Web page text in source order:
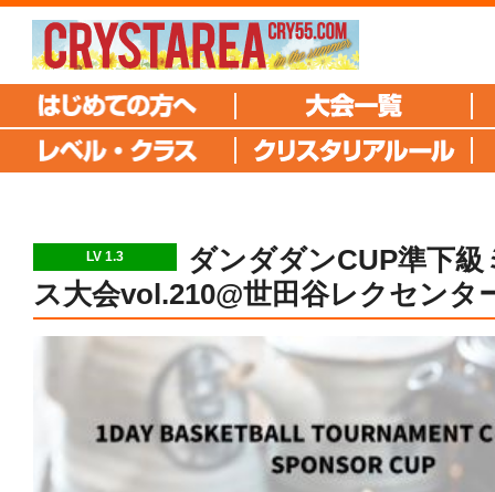
LV 1.3
ダンダダンCUP準下
ス大会vol.210@世田谷レクセンタ